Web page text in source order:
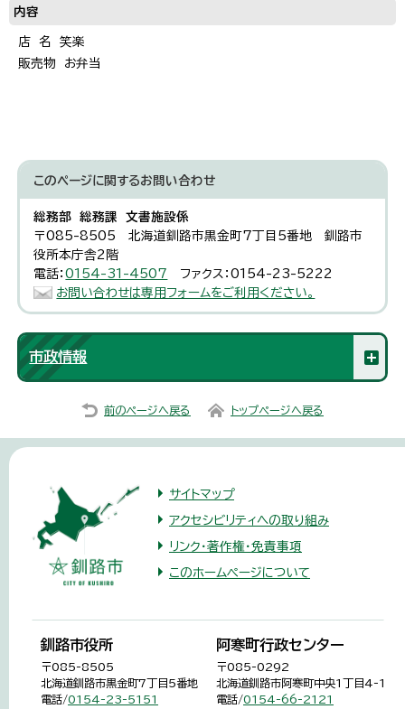
内容
店 名 笑楽
販売物 お弁当
このページに関するお問い合わせ
総務部 総務課 文書施設係
〒085-8505 北海道釧路市黒金町7丁目5番地 釧路市
役所本庁舎2階
電話：0154-31-4507
ファクス：0154-23-5222
お問い合わせは専用フォームをご利用ください。
市政情報
前のページへ戻る トップページへ戻る
サイトマップ
アクセシビリティへの取り組み
リンク・著作権・免責事項
このホームページについて
釧路市役所
〒085-8505
北海道釧路市黒金町7丁目5番地
電話/0154-23-5151
阿寒町行政センター
〒085-0292
北海道釧路市阿寒町中央1丁目4-1
電話/0154-66-2121